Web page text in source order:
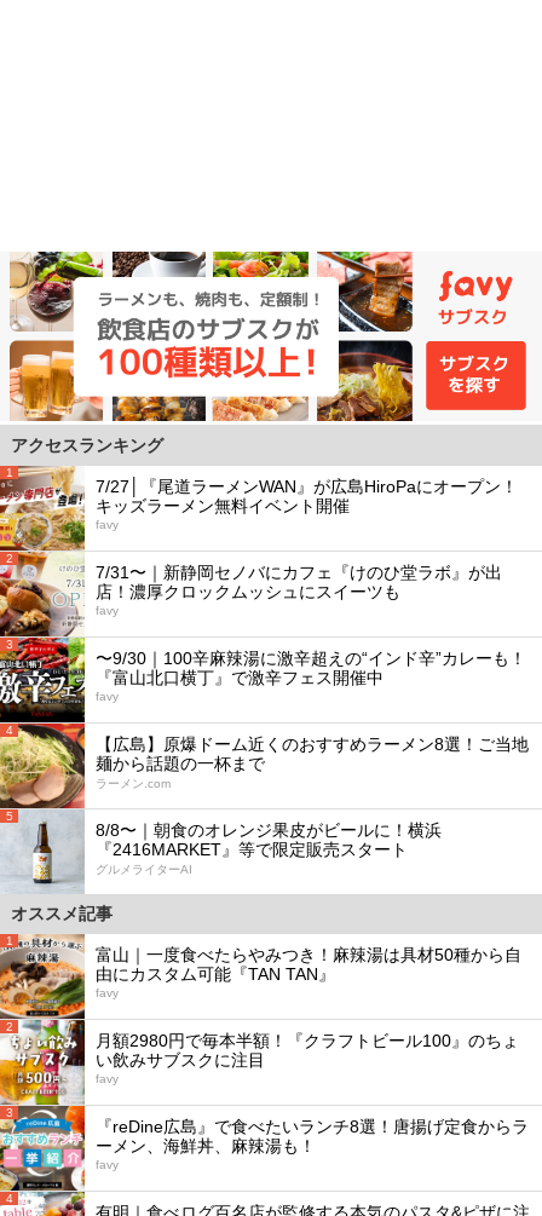
アクセスランキング
1
7/27│『尾道ラーメンWAN』が広島HiroPaにオープン！
キッズラーメン無料イベント開催
favy
2
7/31〜｜新静岡セノバにカフェ『けのひ堂ラボ』が出
店！濃厚クロックムッシュにスイーツも
favy
3
〜9/30｜100辛麻辣湯に激辛超えの“インド辛”カレーも！
『富山北口横丁』で激辛フェス開催中
favy
4
【広島】原爆ドーム近くのおすすめラーメン8選！ご当地
麺から話題の一杯まで
ラーメン.com
5
8/8〜｜朝食のオレンジ果皮がビールに！横浜
『2416MARKET』等で限定販売スタート
グルメライターAI
オススメ記事
1
富山｜一度食べたらやみつき！麻辣湯は具材50種から自
由にカスタム可能『TAN TAN』
favy
2
月額2980円で毎本半額！『クラフトビール100』のちょ
い飲みサブスクに注目
favy
3
『reDine広島』で食べたいランチ8選！唐揚げ定食からラ
ーメン、海鮮丼、麻辣湯も！
favy
4
有明｜食べログ百名店が監修する本気のパスタ&ピザに注